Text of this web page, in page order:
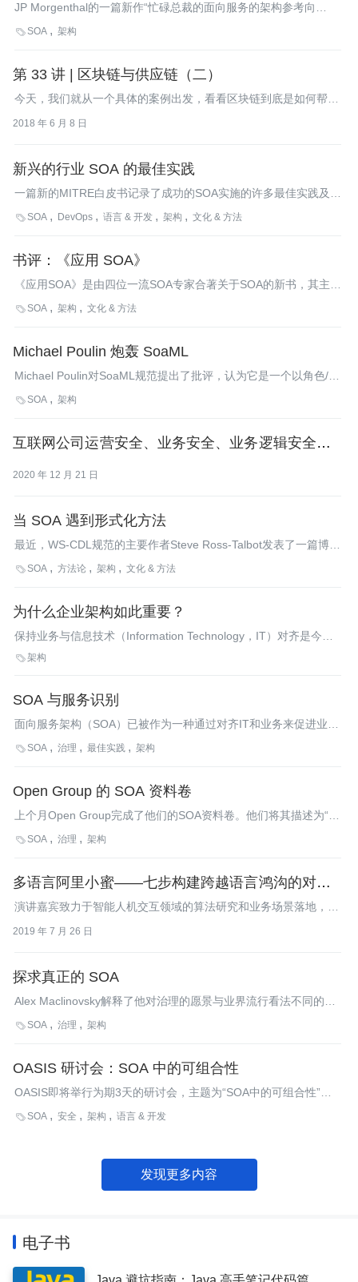
JP Morgenthal的一篇新作“忙碌总裁的面向服务的架构参考向
导”是一个很好的起点，让你不需要陷入技术的术语和噱头之中就
SOA 架构
第 33 讲 | 区块链与供应链（二）
今天，我们就从一个具体的案例出发，看看区块链到底是如何帮助
2018 年 6 月 8 日
新兴的行业 SOA 的最佳实践
一篇新的MITRE白皮书记录了成功的SOA实施的许多最佳实践及关
SOA DevOps 语言 & 开发 架构 文化 & 方法
书评：《应用 SOA》
《应用SOA》是由四位一流SOA专家合著关于SOA的新书，其主旨
是帮助你成功地实施SOA。尤其是，这本书将帮助你把你的SOA项
SOA 架构 文化 & 方法
Michael Poulin 炮轰 SoaML
Michael Poulin对SoaML规范提出了批评，认为它是一个以角色/参
与者为中心的模型，不是一个以服务为中心的模型。在他看来，
SOA 架构
互联网公司运营安全、业务安全、业务逻辑安全策略
2020 年 12 月 21 日
当 SOA 遇到形式化方法
最近，WS-CDL规范的主要作者Steve Ross-Talbot发表了一篇博
客，在其中论述了在保险服务业中如何使用基于CDL的方法论成功
SOA 方法论 架构 文化 & 方法
为什么企业架构如此重要？
保持业务与信息技术（Information Technology，IT）对齐是今天
所有组织面临的一项基本挑战。本文将与您一起探讨企业架构
架构
SOA 与服务识别
面向服务架构（SOA）已被作为一种通过对齐IT和业务来促进业务
机动性的方法被广泛接受。在本文中，Rathina Dhandapani指出
SOA 治理 最佳实践 架构
Open Group 的 SOA 资料卷
上个月Open Group完成了他们的SOA资料卷。他们将其描述为“由
SOA工作组出品的一系列原始资料集合，为企业架构师进行面向服
SOA 治理 架构
多语言阿里小蜜——七步构建跨越语言鸿沟的对话机
器人
演讲嘉宾致力于智能人机交互领域的算法研究和业务场景落地，目
国内和海外业务领域的算法实践，带领团队实现了机器阅读理解、
球化战略持续推进，越来越多的业务正在走向海外，本次分享将介
Lazada、AliExpress 的不同国家、不同语言、不同文化的用户
时，将面临哪些新挑战，如何运用多语言 NLP 技术，以及如何通
2019 年 7 月 26 日
探求真正的 SOA
Alex Maclinovsky解释了他对治理的愿景与业界流行看法不同的原
因。他根据自己对SOA平台的职责的精确理解，提出了一个关于
SOA 治理 架构
OASIS 研讨会：SOA 中的可组合性
OASIS即将举行为期3天的研讨会，主题为“SOA中的可组合性”，
会议的地点位于加州的Santa Clara，时间是4月28号到4月30日。
BPEL、SDO、BPM、Web服务事务、SOA中的数据安全、SOA参
SOA 安全 架构 语言 & 开发
发现更多内容
电子书